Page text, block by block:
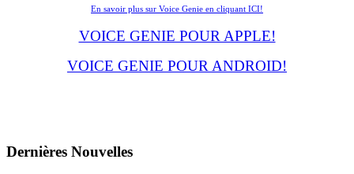
En savoir plus sur Voice Genie en cliquant ICI!
VOICE GENIE POUR APPLE!
VOICE GENIE POUR ANDROID!
Dernières Νouvelles